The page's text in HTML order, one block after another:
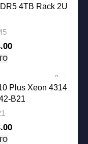
4TB Rack 2U
El
$ 6,644.00.
Plus Xeon 4314
B21
El